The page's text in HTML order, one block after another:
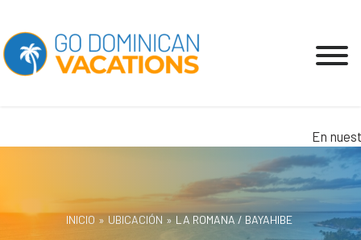
En nuestra
INICIO » UBICACIÓN » LA ROMANA / BAYAHIBE